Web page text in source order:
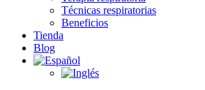
Técnicas respiratorias
Beneficios
Tienda
Blog